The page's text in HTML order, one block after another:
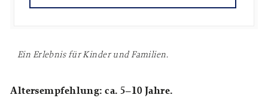
Ein Erlebnis für Kinder und Familien.
Altersempfehlung: ca. 5–10 Jahre.